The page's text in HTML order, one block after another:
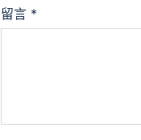
留言 *